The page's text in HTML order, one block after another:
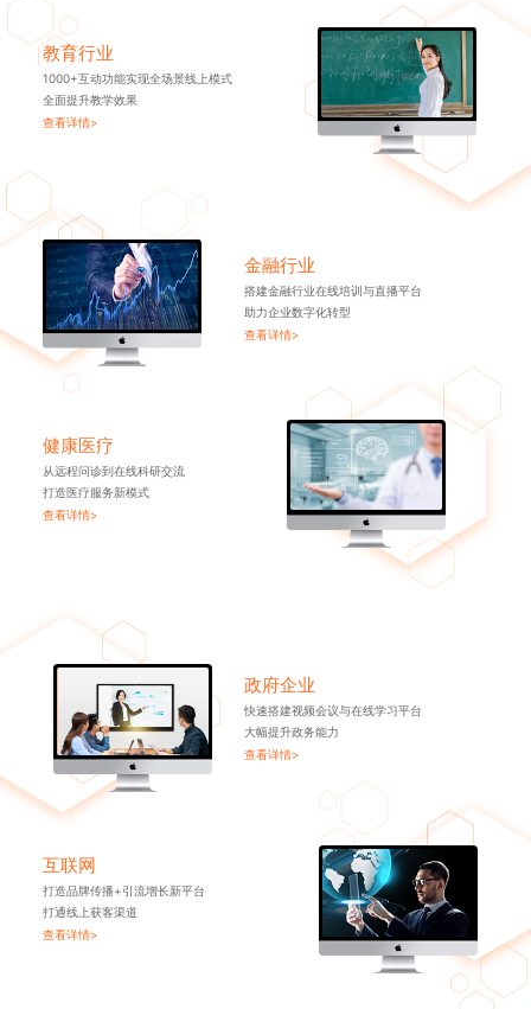
教育行业
1000+互动功能实现全场景线上模式
全面提升教学效果
查看详情>
金融行业
搭建金融行业在线培训与直播平台
助力企业数字化转型
查看详情>
健康医疗
从远程问诊到在线科研交流
打造医疗服务新模式
查看详情>
政府企业
快速搭建视频会议与在线学习平台
大幅提升政务能力
查看详情>
互联网
打造品牌传播+引流增长新平台
打通线上获客渠道
查看详情>